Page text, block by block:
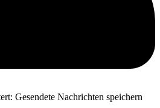
Gesendete Nachrichten speichern